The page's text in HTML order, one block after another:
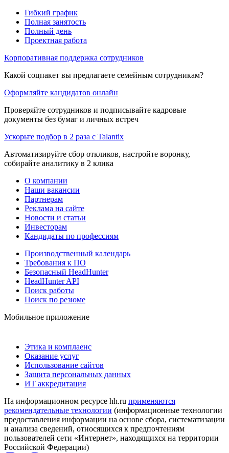
Гибкий график
Полная занятость
Полный день
Проектная работа
Корпоративная поддержка сотрудников
Какой соцпакет вы предлагаете семейным сотрудникам?
Оформляйте кандидатов онлайн
Проверяйте сотрудников и подписывайте кадровые
документы без бумаг и личных встреч
Ускорьте подбор в 2 раза с Talantix
Автоматизируйте сбор откликов, настройте воронку,
собирайте аналитику в 2 клика
О компании
Наши вакансии
Партнерам
Реклама на сайте
Новости и статьи
Инвесторам
Кандидаты по профессиям
Производственный календарь
Требования к ПО
Безопасный HeadHunter
HeadHunter API
Поиск работы
Поиск по резюме
Мобильное приложение
Этика и комплаенс
Оказание услуг
Использование сайтов
Защита персональных данных
ИТ аккредитация
На информационном ресурсе hh.ru применяются
рекомендательные технологии (информационные технологии
предоставления информации на основе сбора, систематизации
и анализа сведений, относящихся к предпочтениям
пользователей сети «Интернет», находящихся на территории
Российской Федерации)